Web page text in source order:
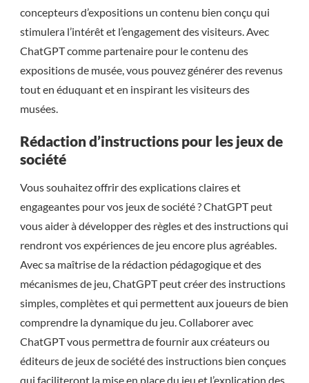
concepteurs d’expositions un contenu bien conçu qui
stimulera l’intérêt et l’engagement des visiteurs. Avec
ChatGPT comme partenaire pour le contenu des
expositions de musée, vous pouvez générer des revenus
tout en éduquant et en inspirant les visiteurs des
musées.
Rédaction d’instructions pour les jeux de
société
Vous souhaitez offrir des explications claires et
engageantes pour vos jeux de société ? ChatGPT peut
vous aider à développer des règles et des instructions qui
rendront vos expériences de jeu encore plus agréables.
Avec sa maîtrise de la rédaction pédagogique et des
mécanismes de jeu, ChatGPT peut créer des instructions
simples, complètes et qui permettent aux joueurs de bien
comprendre la dynamique du jeu. Collaborer avec
ChatGPT vous permettra de fournir aux créateurs ou
éditeurs de jeux de société des instructions bien conçues
qui faciliteront la mise en place du jeu et l’explication des